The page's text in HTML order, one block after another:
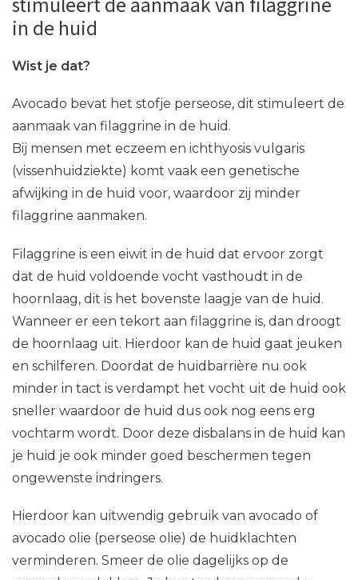
in de huid
Wist je dat?
Avocado bevat het stofje perseose, dit stimuleert de
aanmaak van filaggrine in de huid.
Bij mensen met eczeem en ichthyosis vulgaris
(vissenhuidziekte) komt vaak een genetische
afwijking in de huid voor, waardoor zij minder
filaggrine aanmaken.
Filaggrine is een eiwit in de huid dat ervoor zorgt
dat de huid voldoende vocht vasthoudt in de
hoornlaag, dit is het bovenste laagje van de huid.
Wanneer er een tekort aan filaggrine is, dan droogt
de hoornlaag uit. Hierdoor kan de huid gaat jeuken
en schilferen. Doordat de huidbarrière nu ook
minder in tact is verdampt het vocht uit de huid ook
sneller waardoor de huid dus ook nog eens erg
vochtarm wordt. Door deze disbalans in de huid kan
je huid je ook minder goed beschermen tegen
ongewenste indringers.
Hierdoor kan uitwendig gebruik van avocado of
avocado olie (perseose olie) de huidklachten
verminderen. Smeer de olie dagelijks op de